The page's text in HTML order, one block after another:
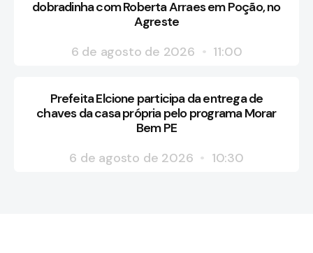
dobradinha com Roberta Arraes em Poção, no
Agreste
6 de agosto de 2026
11:00
Prefeita Elcione participa da entrega de
chaves da casa própria pelo programa Morar
Bem PE
6 de agosto de 2026
10:30